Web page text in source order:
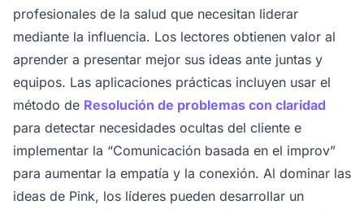
profesionales de la salud que necesitan liderar
mediante la influencia. Los lectores obtienen valor al
aprender a presentar mejor sus ideas ante juntas y
equipos. Las aplicaciones prácticas incluyen usar el
método de Resolución de problemas con claridad
para detectar necesidades ocultas del cliente e
implementar la “Comunicación basada en el improv”
para aumentar la empatía y la conexión. Al dominar las
ideas de Pink, los líderes pueden desarrollar un